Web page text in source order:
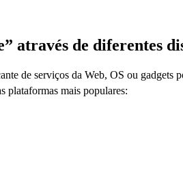
através de diferentes
de serviços da Web, OS ou
plataformas mais populares: